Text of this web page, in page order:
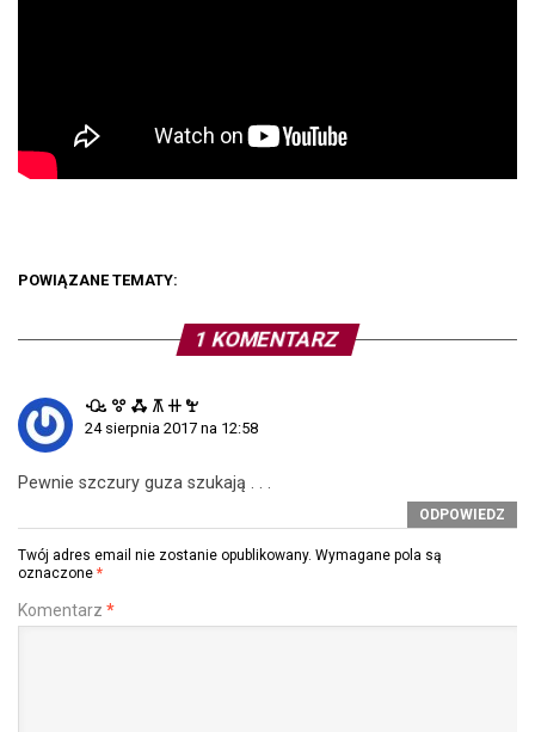
POWIĄZANE TEMATY:
1 KOMENTARZ
ꘐ ꖜ ꗈ ꕧ ꔠ ꖟ
24 sierpnia 2017 na 12:58
Pewnie szczury guza szukają . . .
ODPOWIEDZ
Twój adres email nie zostanie opublikowany. Wymagane pola są
oznaczone *
Komentarz *